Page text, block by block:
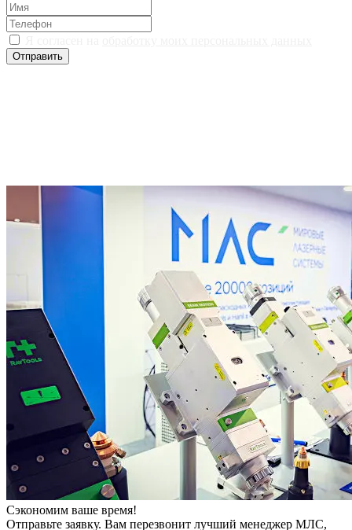
Отправить
Сэкономим ваше время!
Отправьте заявку. Вам перезвонит лучший менеджер МЛС,